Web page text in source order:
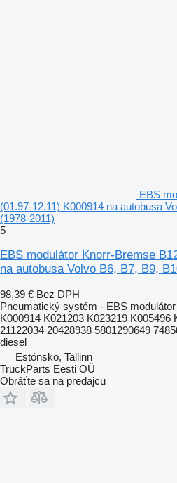
EBS
(01.97-12.11) K000914 na autobusa
(1978-2011)
5
EBS modulátor Knorr-Bremse
na autobusa Volvo B6, B7, B9,
98,39 € Bez DPH
Pneumatický systém - EBS modulátor
K000914 K021203 K023219 K005496
21122034 20428938 5801290649
diesel
Estónsko, Tallinn
TruckParts Eesti OÜ
Obráťte sa na predajcu